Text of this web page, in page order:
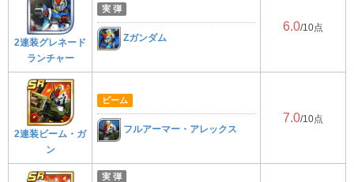
2連装グレネード
ランチャー
実 弾
Zガンダム
6.0/10点
2連装ビーム・ガ
ン
ビーム
フルアーマー・アレックス
7.0/10点
実 弾